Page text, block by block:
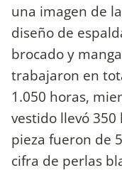
una imagen de
diseño de
brocado y
trabajaron en
1.050 horas,
vestido llevó 350
pieza fueron de
cifra de perlas